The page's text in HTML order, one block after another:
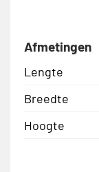
Afmetingen
Lengte
Breedte
Hoogte